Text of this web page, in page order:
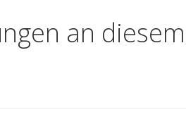
an diesem